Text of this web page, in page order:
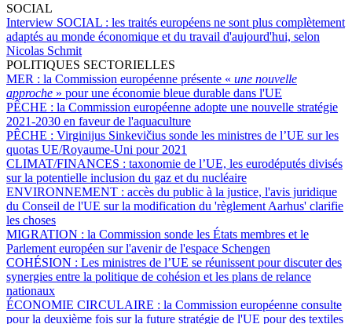
SOCIAL
Interview SOCIAL : les traités européens ne sont plus complètement
adaptés au monde économique et du travail d'aujourd'hui, selon
Nicolas Schmit
POLITIQUES SECTORIELLES
MER : la Commission européenne présente « une nouvelle
approche » pour une économie bleue durable dans l'UE
PÊCHE : la Commission européenne adopte une nouvelle stratégie
2021-2030 en faveur de l'aquaculture
PÊCHE : Virginijus Sinkevičius sonde les ministres de l’UE sur les
quotas UE/Royaume-Uni pour 2021
CLIMAT/FINANCES : taxonomie de l’UE, les eurodéputés divisés
sur la potentielle inclusion du gaz et du nucléaire
ENVIRONNEMENT : accès du public à la justice, l'avis juridique
du Conseil de l'UE sur la modification du 'règlement Aarhus' clarifie
les choses
MIGRATION : la Commission sonde les États membres et le
Parlement européen sur l'avenir de l'espace Schengen
COHÉSION : Les ministres de l’UE se réunissent pour discuter des
synergies entre la politique de cohésion et les plans de relance
nationaux
ÉCONOMIE CIRCULAIRE : la Commission européenne consulte
pour la deuxième fois sur la future stratégie de l'UE pour des textiles